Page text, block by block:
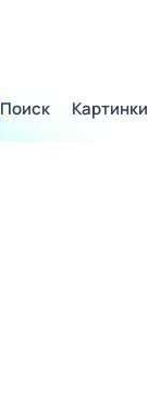
Поиск Картинки